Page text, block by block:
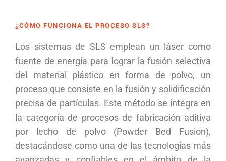
¿CÓMO FUNCIONA EL PROCESO SLS?
Los sistemas de SLS emplean un láser como
fuente de energía para lograr la fusión selectiva
del material plástico en forma de polvo, un
proceso que consiste en la fusión y solidificación
precisa de partículas. Este método se integra en
la categoría de procesos de fabricación aditiva
por lecho de polvo (Powder Bed Fusion),
destacándose como una de las tecnologías más